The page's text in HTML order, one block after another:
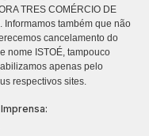
TRES COMÉRCIO DE
Informamos também que não
cancelamento do
nome ISTOÉ, tampouco
apenas pelo
respectivos sites.